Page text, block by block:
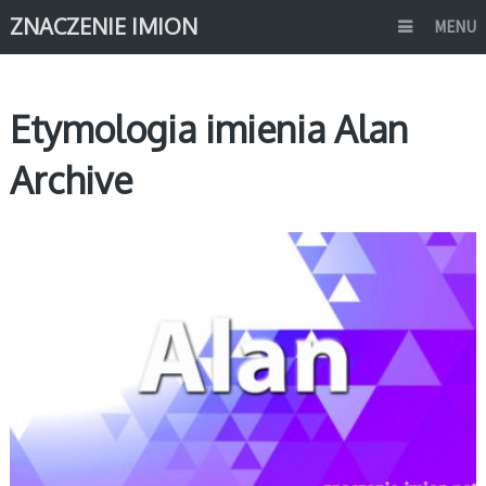
ZNACZENIE IMION MENU
Etymologia imienia Alan
Archive